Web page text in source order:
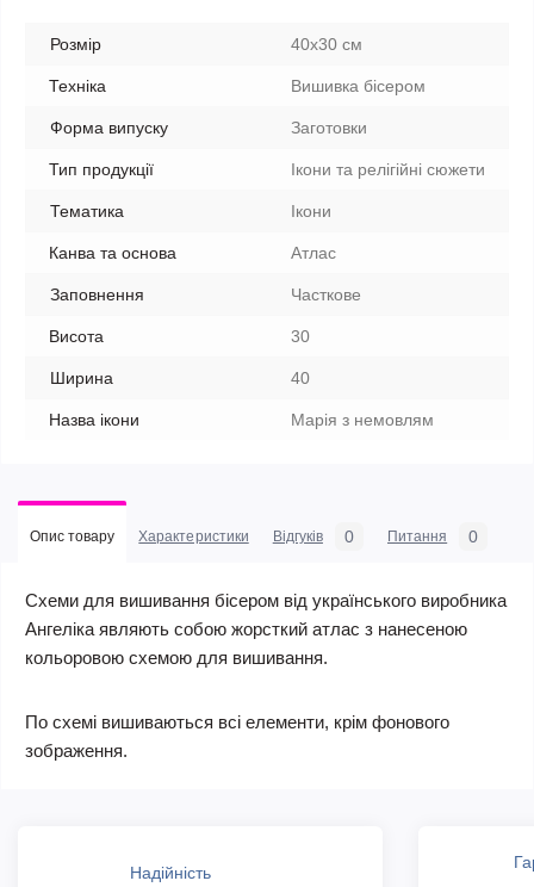
Розмір 40x30 см
Техніка Вишивка бісером
Форма випуску Заготовки
Тип продукції Ікони та релігійні сюжети
Тематика Ікони
Канва та основа Атлас
Заповнення Часткове
Висота 30
Ширина 40
Назва ікони Марiя з немовлям
Опис товару Характеристики Відгуків 0 Питання 0
Схеми для вишивання бісером від українського виробника
Ангеліка являють собою жорсткий атлас з нанесеною
кольоровою схемою для вишивання.
По схемі вишиваються всі елементи, крім фонового
зображення.
Надійність